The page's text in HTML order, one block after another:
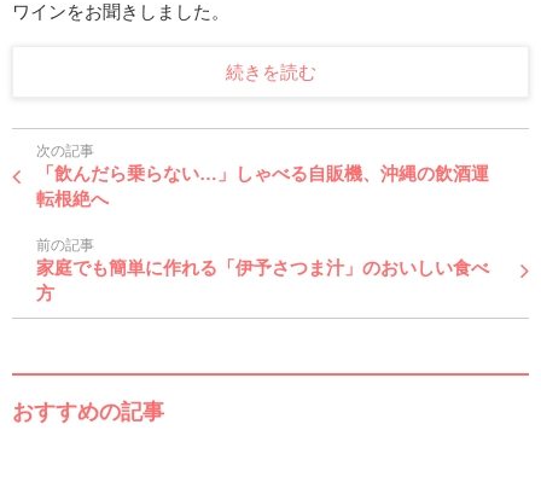
ワインをお聞きしました。
続きを読む
次の記事
「飲んだら乗らない…」しゃべる自販機、沖縄の飲酒運
転根絶へ
前の記事
家庭でも簡単に作れる「伊予さつま汁」のおいしい食べ
方
おすすめの記事